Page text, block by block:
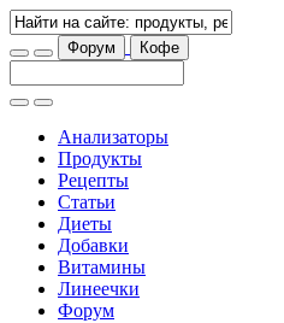
Форум Кофе
Анализаторы
Продукты
Рецепты
Статьи
Диеты
Добавки
Витамины
Линеечки
Форум